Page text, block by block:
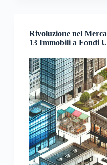
Rivoluzione nel
13 Immobili a Fondi